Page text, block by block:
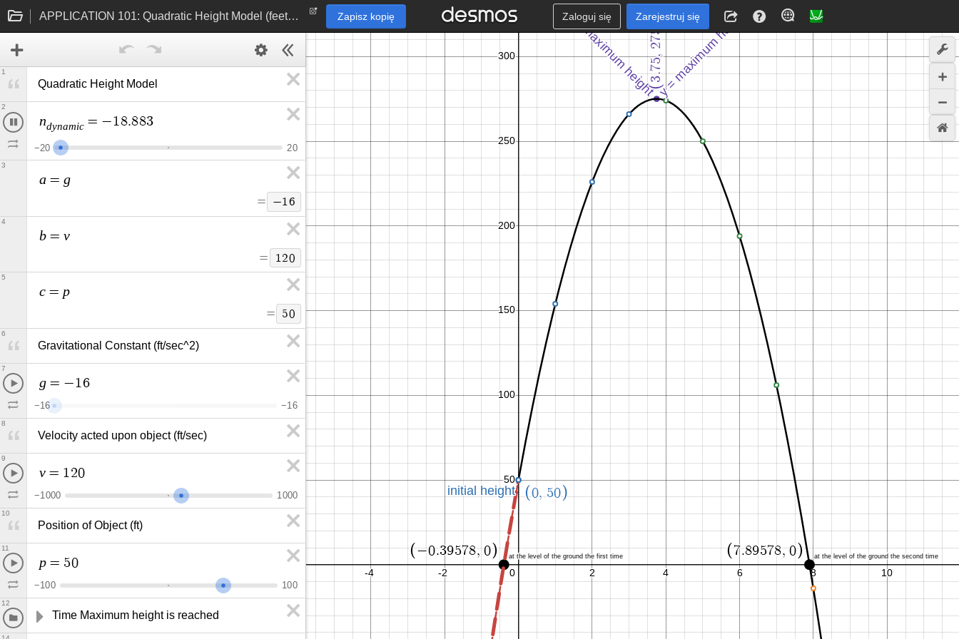
APPLICATION 101: Quadratic Height Model (feet and seconds) Zapisz kopię Zaloguj się Zarejestruj się
Quadratic Height Model
1
ndynamic = −18.35
−20 20
2
a = g
= −16
3
b = v
= 120
4
c = p
= 50
5
Gravitational Constant (ft/sec^2)
6
g = −1 6
−16 −1 6
7
Velocity acted upon object (ft/sec)
8
v = 1 20
−1 000 1 000
9
Position of Object (ft)
10
p = 50
−100 100
11
Time Maximum height is reached
12